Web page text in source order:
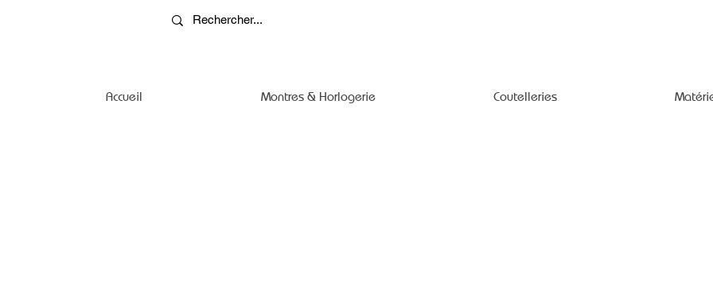
Accueil Montres & Horlogerie Coutelleries